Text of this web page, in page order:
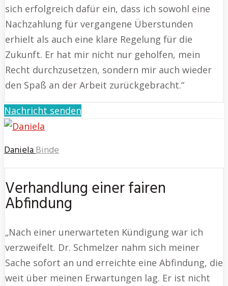
sich erfolgreich dafür ein, dass ich sowohl eine
Nachzahlung für vergangene Überstunden
erhielt als auch eine klare Regelung für die
Zukunft. Er hat mir nicht nur geholfen, mein
Recht durchzusetzen, sondern mir auch wieder
den Spaß an der Arbeit zurückgebracht.“
Nachricht senden
DanielaBinde
Verhandlung einer fairen
Abfindung
„Nach einer unerwarteten Kündigung war ich
verzweifelt. Dr. Schmelzer nahm sich meiner
Sache sofort an und erreichte eine Abfindung, die
weit über meinen Erwartungen lag. Er ist nicht